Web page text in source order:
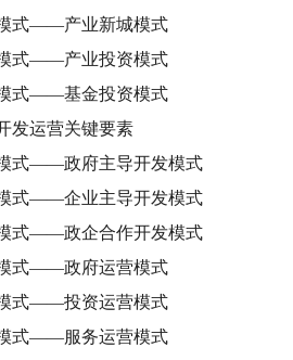
式——产业新城模式
式——产业投资模式
式——基金投资模式
发运营关键要素
式——政府主导开发模式
式——企业主导开发模式
式——政企合作开发模式
式——政府运营模式
式——投资运营模式
式——服务运营模式